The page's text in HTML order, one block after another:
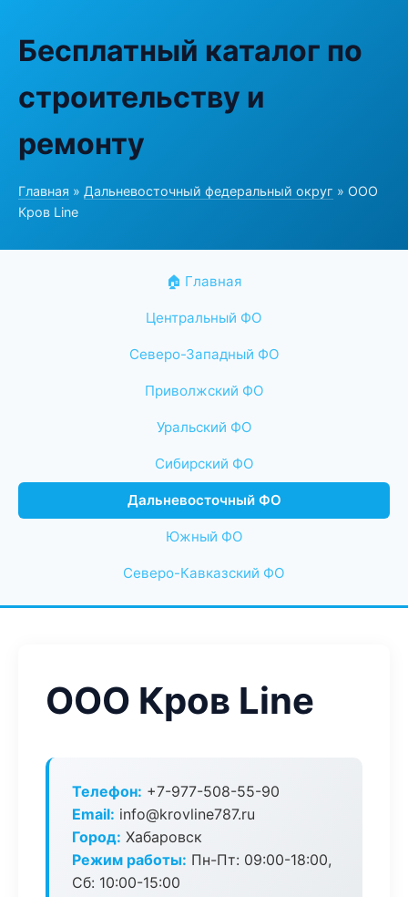
Бесплатный каталог по
строительству и
ремонту
Главная » Дальневосточный федеральный округ » ООО
Кров Line
🏠 Главная
Центральный ФО
Северо-Западный ФО
Приволжский ФО
Уральский ФО
Сибирский ФО
Дальневосточный ФО
Южный ФО
Северо-Кавказский ФО
ООО Кров Line
Телефон: +7-977-508-55-90
Email: info@krovline787.ru
Город: Хабаровск
Режим работы: Пн-Пт: 09:00-18:00,
Сб: 10:00-15:00